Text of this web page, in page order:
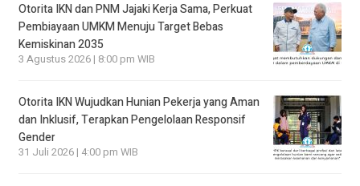
Otorita IKN dan PNM Jajaki Kerja Sama, Perkuat
Pembiayaan UMKM Menuju Target Bebas
Kemiskinan 2035
3 Agustus 2026 | 8:00 pm WIB
Otorita IKN Wujudkan Hunian Pekerja yang Aman
dan Inklusif, Terapkan Pengelolaan Responsif
Gender
31 Juli 2026 | 4:00 pm WIB